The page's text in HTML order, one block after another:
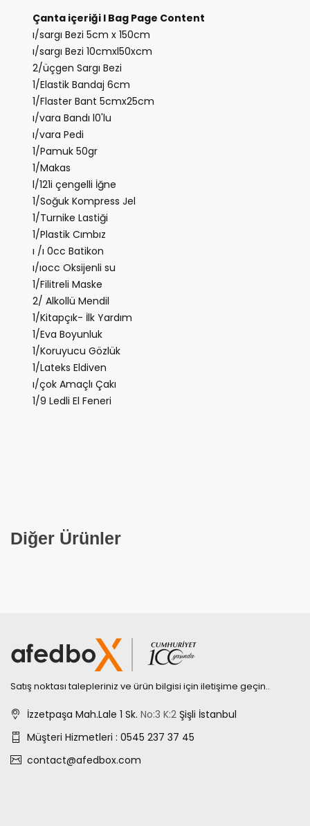
Çanta içeriği I Bag Page Content
ı/sargı Bezi 5cm x 150cm
ı/sargı Bezi 10cmxl50xcm
2/üçgen Sargı Bezi
1/Elastik Bandaj 6cm
1/Flaster Bant 5cmx25cm
ı/vara Bandı l0'lu
ı/vara Pedi
1/Pamuk 50gr
1/Makas
l/121i çengelli İğne
1/Soğuk Kompress Jel
1/Turnike Lastiği
1/Plastik Cımbız
ı /ı 0cc Batikon
ı/ıocc Oksijenli su
1/Filitreli Maske
2/ Alkollü Mendil
1/Kitapçık- İlk Yardım
1/Eva Boyunluk
1/Koruyucu Gözlük
1/Lateks Eldiven
ı/çok Amaçlı Çakı
1/9 Ledli El Feneri
Diğer Ürünler
Satış noktası talepleriniz ve ürün bilgisi için iletişime geçin..
İzzetpaşa Mah.Lale 1 Sk. No:3 K:2 Şişli İstanbul
Müşteri Hizmetleri : 0545 237 37 45
contact@afedbox.com